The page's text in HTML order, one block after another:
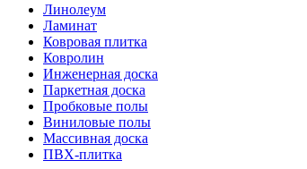
Линолеум
Ламинат
Ковровая плитка
Ковролин
Инженерная доска
Паркетная доска
Пробковые полы
Виниловые полы
Массивная доска
ПВХ-плитка